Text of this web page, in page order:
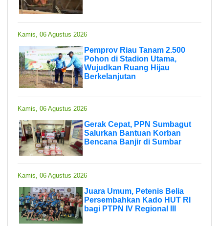
Kamis, 06 Agustus 2026
Pemprov Riau Tanam 2.500
Pohon di Stadion Utama,
Wujudkan Ruang Hijau
Berkelanjutan
Kamis, 06 Agustus 2026
Gerak Cepat, PPN Sumbagut
Salurkan Bantuan Korban
Bencana Banjir di Sumbar
Kamis, 06 Agustus 2026
Juara Umum, Petenis Belia
Persembahkan Kado HUT RI
bagi PTPN IV Regional III